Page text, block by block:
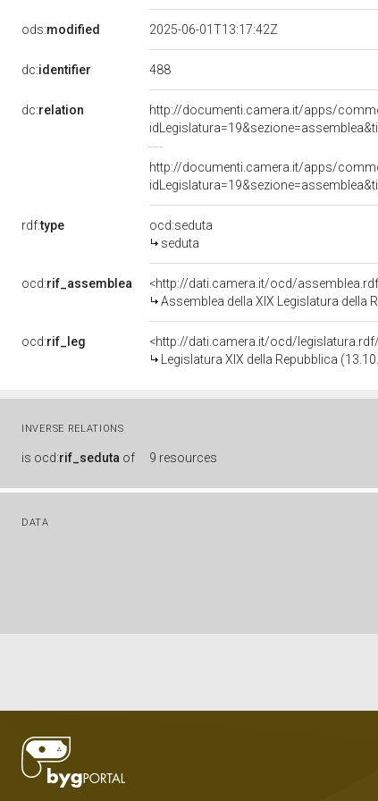
ods:modified 2025-06-01T13:17:42Z
dc:identifier 488
dc:relation
http://documenti.camera.it/apps/
http://documenti.camera.it/apps/
rdf:type
ocd:seduta
seduta
ocd:rif_assemblea
<http://dati.camera.it/ocd/
Assemblea della XIX Legislatura della
ocd:rif_leg
<http://dati.camera.it/ocd/
Legislatura XIX della Repubblica
INVERSE RELATIONS
is ocd:rif_seduta of 9 resources
DATA